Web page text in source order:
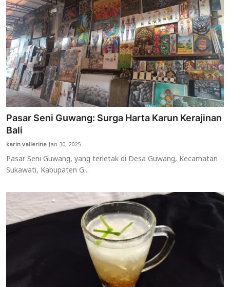
Pasar Seni Guwang: Surga Harta Karun Kerajinan
Bali
karin vallerineJan 30, 2025
Pasar Seni Guwang, yang terletak di Desa Guwang, Kecamatan
Sukawati, Kabupaten G...